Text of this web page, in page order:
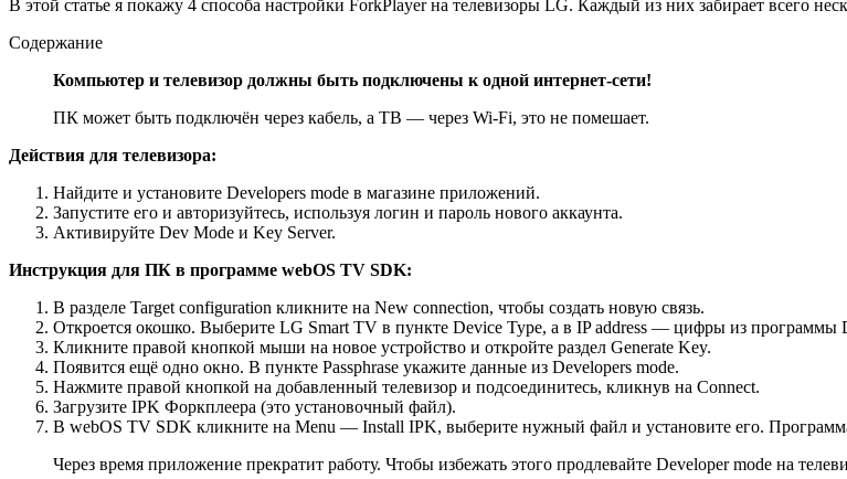
В этой статье я покажу 4 способа настройки ForkPlayer на телевизоры LG. Каждый из них забирает всего
Содержание
Компьютер и телевизор должны быть подключены к одной интернет-сети!
ПК может быть подключён через кабель, а ТВ — через Wi-Fi, это не помешает.
Действия для телевизора:
Найдите и установите Developers mode в магазине приложений.
Запустите его и авторизуйтесь, используя логин и пароль нового аккаунта.
Активируйте Dev Mode и Key Server.
Инструкция для ПК в программе webOS TV SDK:
В разделе Target configuration кликните на New connection, чтобы создать новую связь.
Откроется окошко. Выберите LG Smart TV в пункте Device Type, а в IP address — цифры из программы
Кликните правой кнопкой мыши на новое устройство и откройте раздел Generate Key.
Появится ещё одно окно. В пункте Passphrase укажите данные из Developers mode.
Нажмите правой кнопкой на добавленный телевизор и подсоединитесь, кликнув на Connect.
Загрузите IPK Форкплеера (это установочный файл).
В webOS TV SDK кликните на Menu — Install IPK, выберите нужный файл и установите его. Программа
Через время приложение прекратит работу. Чтобы избежать этого продлевайте Developer mode на